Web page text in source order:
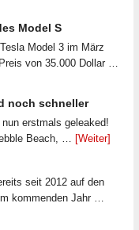
Model S
Model 3 im März
von 35.000 Dollar …
noch schneller
erstmals geleaked!
Beach, … [Weiter]
seit 2012 auf den
kommenden Jahr …